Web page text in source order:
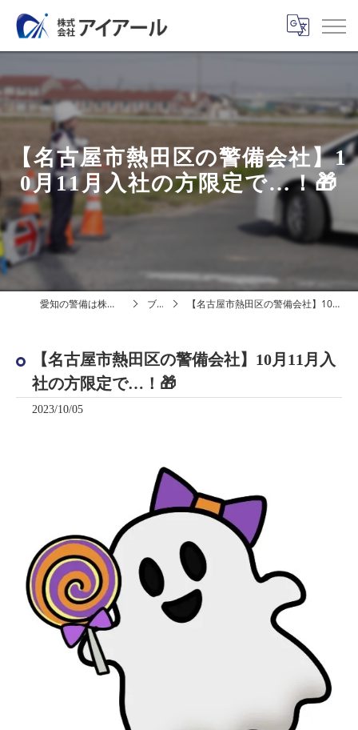
【名古屋市熱田区の警備会社】1
0月11月入社の方限定で…！🎁
愛知の警備は株式会社アイアール ブログ 【名古屋市熱田区の警備会社】10月11月入社の方限定で…！🎁
【名古屋市熱田区の警備会社】10月11月入
社の方限定で…！🎁
2023/10/05